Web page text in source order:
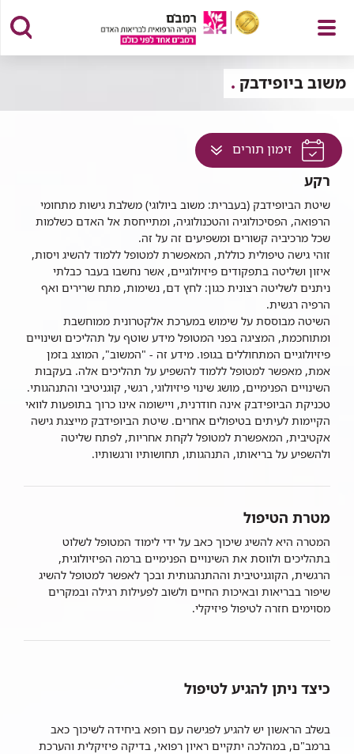
פתח
תפריט
משוב ביופידבק
זימון תוריםלחץ
למעבר
זה
בדף
רקע
שיטת הביופידבק (בעברית: משוב ביולוגי) משלבת גישות מתחומי
הרפואה, הפסיכולוגיה והטכנולוגיה, ומתייחסת אל האדם כשלמות
שכל מרכיביה קשורים ומשפיעים זה על זה.
זוהי גישה טיפולית כוללת, המאפשרת למטופל ללמוד להשיג ויסות,
איזון ושליטה בתפקודים פיזיולוגיים, אשר נחשבו בעבר כבלתי
ניתנים לשליטה רצונית כגון: לחץ דם, נשימות, מתח שרירים ואף
הרפיה רגשית.
השיטה מבוססת על שימוש במערכת אלקטרונית ממוחשבת
ומתוחכמת, המציגה בפני המטופל מידע שוטף על תהליכים ושינויים
פיזיולוגיים המתחוללים בגופו. מידע זה - "המשוב", המוצג בזמן
אמת, מאפשר למטופל ללמוד להשפיע על תהליכים אלה. בעקבות
השינויים הפנימיים, מושג שינוי פיזיולוגי, רגשי, קוגניטיבי והתנהגותי.
טכניקת הביופידבק אינה חודרנית, ויישומה אינו כרוך בתופעות לוואי
הקיימות לעיתים בטיפולים אחרים. שיטת הביופידבק מייצגת גישה
אקטיבית, המאפשרת למטופל לקחת אחריות, לפתח שליטה
ולהשפיע על בריאותו, התנהגותו, תחושותיו ורגשותיו.
מטרת הטיפול
המטרה היא להשיג שיכוך כאב על ידי לימוד המטופל לשלוט
בתהליכים ולווסת את השינויים הפנימיים ברמה הפיזיולוגית,
הרגשית, הקוגניטיבית וההתנהגותית ובכך לאפשר למטופל להשיג
שיפור בבריאות ובאיכות החיים ולשוב לפעילות רגילה ובמקרים
מסוימים חזרה לטיפול פיזיקלי.
כיצד ניתן להגיע לטיפול
בשלב הראשון יש להגיע לפגישה עם רופא ביחידה לשיכוך כאב
ברמב"ם, במהלכה יתקיים ראיון רפואי, בדיקה פיזיקלית והערכת